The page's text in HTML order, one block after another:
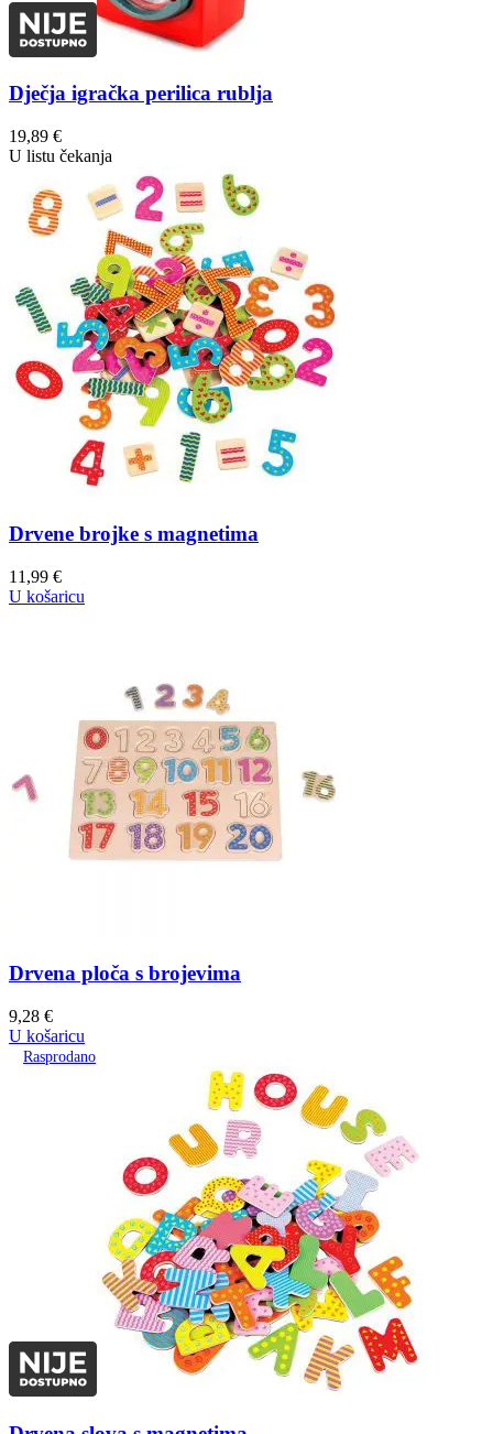
Dječja igračka perilica rublja
19,89 €
U listu čekanja
Drvene brojke s magnetima
11,99 €
U košaricu
Drvena ploča s brojevima
9,28 €
U košaricu
Rasprodano